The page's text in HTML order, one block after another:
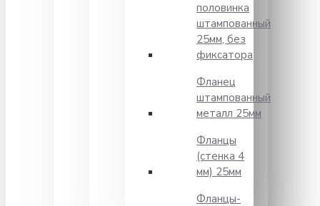
половинка
штампованный
25мм, без
фиксатора
Фланец
штампованный
металл 25мм
Фланцы
(стенка 4
мм) 25мм
Фланцы-